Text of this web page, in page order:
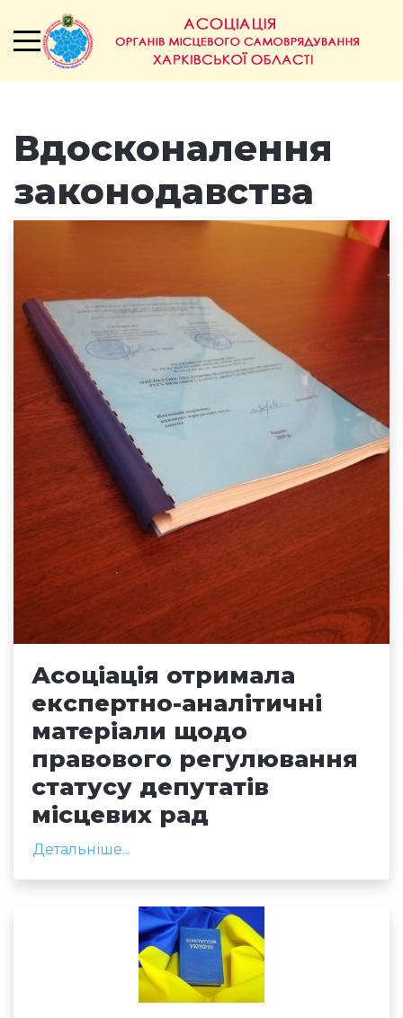
Вдосконалення
законодавства
Асоціація отримала
експертно-аналітичні
матеріали щодо
правового регулювання
статусу депутатів
місцевих рад
Детальніше...